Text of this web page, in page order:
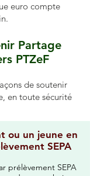
euro compte
Partage
PTZeF
de soutenir
en toute sécurité
ou un jeune en
SEPA
prélèvement SEPA